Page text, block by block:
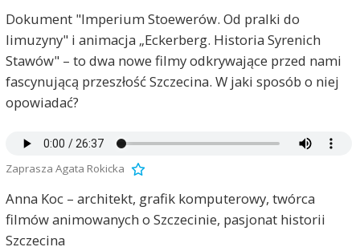
Dokument "Imperium Stoewerów. Od pralki do
limuzyny" i animacja „Eckerberg. Historia Syrenich
Stawów" – to dwa nowe filmy odkrywające przed nami
fascynującą przeszłość Szczecina. W jaki sposób o niej
opowiadać?
Zaprasza Agata Rokicka
Anna Koc – architekt, grafik komputerowy, twórca
filmów animowanych o Szczecinie, pasjonat historii
Szczecina